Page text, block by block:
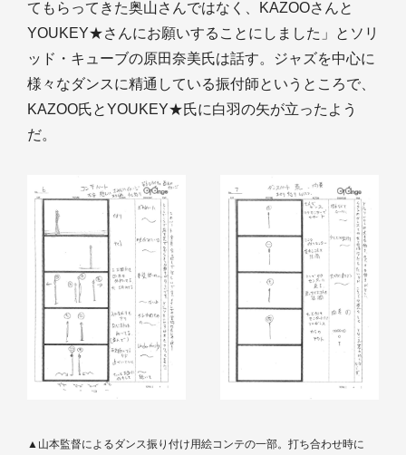
てもらってきた奥山さんではなく、KAZOOさんと
YOUKEY★さんにお願いすることにしました」とソリ
ッド・キューブの原田奈美氏は話す。ジャズを中心に
様々なダンスに精通している振付師というところで、
KAZOO氏とYOUKEY★氏に白羽の矢が立ったよう
だ。
▲山本監督によるダンス振り付け用絵コンテの一部。打ち合わせ時に